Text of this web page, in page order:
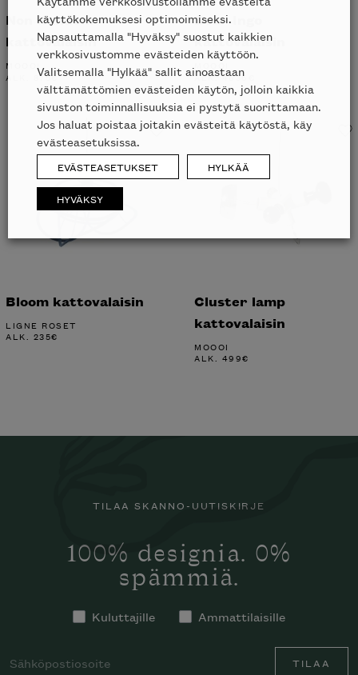
Non Random
kattovalaisin
MOOOI
ALK. 875€
Dear Ingo
kattovalaisin
MOOOI
ALK.4636
Bloom kattovalaisin
LIGNE ROSET
ALK. 235€
Cluster lamp
kattovalaisin
MOOOI
ALK. 499€
TILAA SKANNO-UUTISKIRJE
100% designia. 0%
spämmiä.
Kuluttajille Ammattilaisille
TILAA
käyttökokemuksesi optimoimiseksi.
Napsauttamalla "Hyväksy" suostut kaikkien
verkkosivustomme evästeiden käyttöön.
Valitsemalla "Hylkää" sallit ainoastaan
välttämättömien evästeiden käytön, jolloin kaikkia
sivuston toiminnallisuuksia ei pystytä suorittamaan.
Jos haluat poistaa joitakin evästeitä käytöstä, käy
evästeasetuksissa.
EVÄSTEASETUKSET HYLKÄÄ
HYVÄKSY